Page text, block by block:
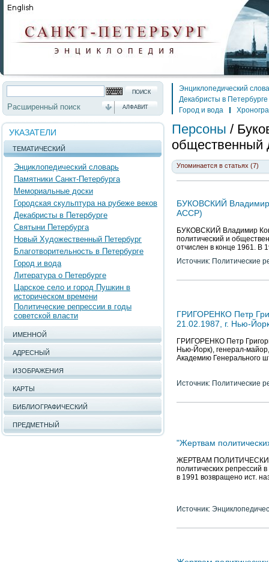
Расширенный поиск АЛФАВИТ
УКАЗАТЕЛИ
ТЕМАТИЧЕСКИЙ
Энциклопедический словарь
Памятники Санкт-Петербурга
Мемориальные доски
Городская скульптура на рубеже веков
Декабристы в Петербурге
Святыни Петербурга
Новый Художественный Петербург
Благотворительность в Петербурге
Город и вода
Литература о Петербурге
Царское село и город Пушкин в
историческом времени
Политические репрессии в годы
советской власти
ИМЕННОЙ
АДРЕСНЫЙ
ИЗОБРАЖЕНИЯ
КАРТЫ
БИБЛИОГРАФИЧЕСКИЙ
ПРЕДМЕТНЫЙ
Энциклопедический
Декабристы в Петербурге
Город и вода
Персоны /
общественный
Упоминается в статьях (7)
БУКОВСКИЙ Владимир
АССР)
БУКОВСКИЙ Владимир
политический и
отчислен в конце 1961. В
Источник: Политические
ГРИГОРЕНКО Петр
21.02.1987, г. Нью-
ГРИГОРЕНКО Петр
Нью-Йорк), генерал-
Академию Генерального
Источник: Политические
"Жертвам
ЖЕРТВАМ
политических репрессий
в 1991 возвращено ист.
Источник: